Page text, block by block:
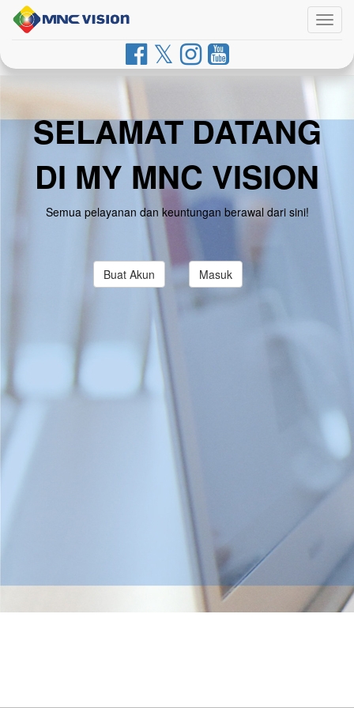
SELAMAT DATANG
DI MY MNC VISION
Semua pelayanan dan keuntungan berawal dari sini!
Buat Akun Masuk